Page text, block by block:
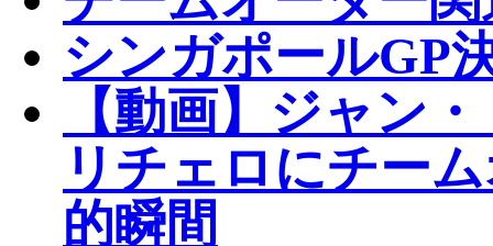
シンガポールGP
【動画】ジャン
リチェロにチー
的瞬間